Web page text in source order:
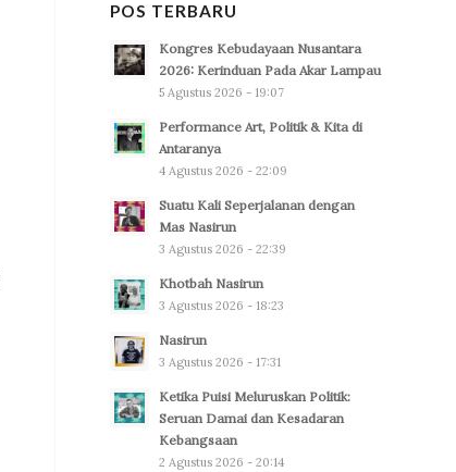
POS TERBARU
Kongres Kebudayaan Nusantara
2026: Kerinduan Pada Akar Lampau
5 Agustus 2026 - 19:07
Performance Art, Politik & Kita di
Antaranya
4 Agustus 2026 - 22:09
Suatu Kali Seperjalanan dengan
Mas Nasirun
3 Agustus 2026 - 22:39
Khotbah Nasirun
3 Agustus 2026 - 18:23
Nasirun
3 Agustus 2026 - 17:31
Ketika Puisi Meluruskan Politik:
Seruan Damai dan Kesadaran
Kebangsaan
2 Agustus 2026 - 20:14